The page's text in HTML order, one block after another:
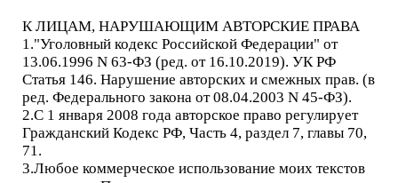
К ЛИЦАМ, НАРУШАЮЩИМ АВТОРСКИЕ ПРАВА
1."Уголовный кодекс Российской Федерации" от
13.06.1996 N 63-ФЗ (ред. от 16.10.2019). УК РФ
Статья 146. Нарушение авторских и смежных прав. (в
ред. Федерального закона от 08.04.2003 N 45-ФЗ).
2.С 1 января 2008 года авторское право регулирует
Гражданский Кодекс РФ, Часть 4, раздел 7, главы 70,
71.
3.Любое коммерческое использование моих текстов